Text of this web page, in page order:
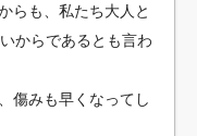
らも、私たち大人と
からであるとも言わ
傷みも早くなってし